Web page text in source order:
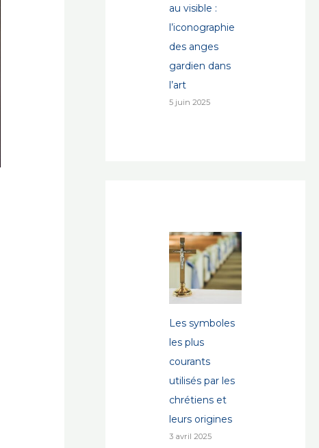
au visible :
l’iconographie
des anges
gardien dans
l’art
5 juin 2025
Les symboles
les plus
courants
utilisés par les
chrétiens et
leurs origines
3 avril 2025